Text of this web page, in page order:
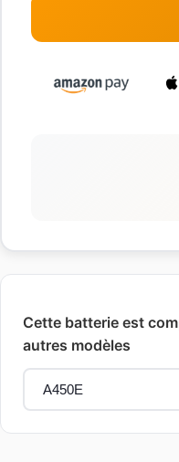
Cette batterie est
autres modèles